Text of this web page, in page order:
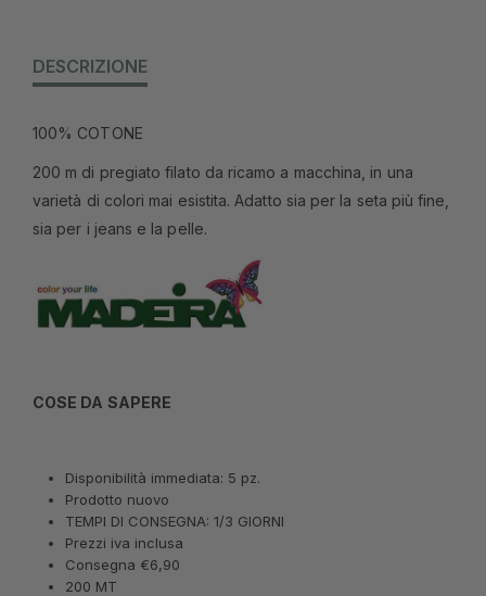
DESCRIZIONE
100% COTONE
200 m di pregiato filato da ricamo a macchina, in una
varietà di colori mai esistita. Adatto sia per la seta più fine,
sia per i jeans e la pelle.
COSE DA SAPERE
Disponibilità immediata: 5 pz.
Prodotto nuovo
TEMPI DI CONSEGNA: 1/3 GIORNI
Prezzi iva inclusa
Consegna €6,90
200 MT